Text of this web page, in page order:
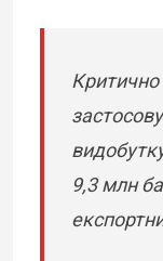
9,3 млн